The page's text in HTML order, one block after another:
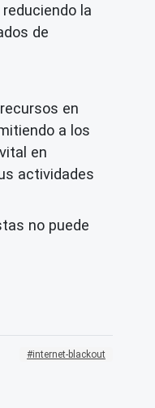
la
de
en
a los
en
actividades
no puede
internet-blackout